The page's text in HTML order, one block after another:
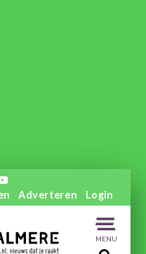
Adverteren Login
MENU